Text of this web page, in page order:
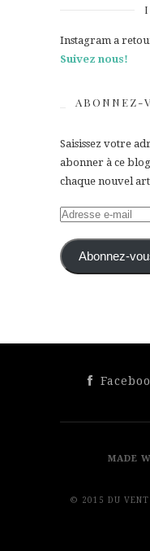
Instagram a
Suivez nous!
ABONNEZ-
Saisissez votre
abonner à ce
chaque nouvel
Adresse
mail Abonnez-
MADE
© 2015 DU VENT